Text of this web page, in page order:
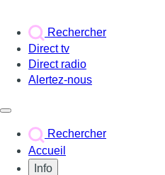
Rechercher
Direct tv
Direct radio
Alertez-nous
Rechercher
Accueil
Info